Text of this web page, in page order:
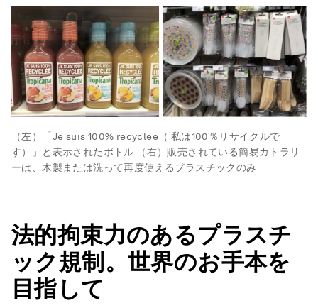
（左）「Je suis 100% recyclee（ 私は100％リサイクルで
す）」と表示されたボトル （右）販売されている簡易カトラリ
ーは、木製または洗って再度使えるプラスチックのみ
法的拘束力のあるプラスチ
ック規制。世界のお手本を
目指して